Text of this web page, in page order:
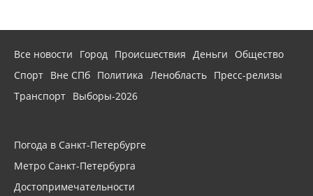
Все новости Город Происшествия Деньги
Общество
Спорт Вне СПб Политика Ленобласть Пресс-релизы
Транспорт Выборы-2026
Погода в Санкт-Петербурге
Метро Санкт-Петербурга
Достопримечательности